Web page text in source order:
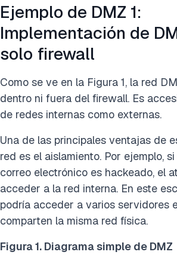
Ejemplo de DMZ 1:
Implementación de
solo firewall
Como se ve en la Figura 1, la red
dentro ni fuera del firewall. Es
de redes internas como externas.
Una de las principales ventajas de
red es el aislamiento. Por ejemplo,
correo electrónico es hackeado, el
acceder a la red interna. En este
podría acceder a varios servidores
comparten la misma red física.
Figura 1. Diagrama simple de DMZ